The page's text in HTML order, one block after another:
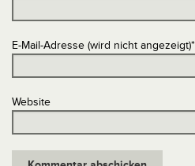
E-Mail-Adresse (wird nicht angezeigt)*
Website